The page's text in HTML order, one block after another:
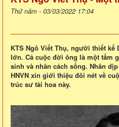
Thứ năm - 03/03/2022 17:04
KTS Ngô Viết Thụ, người thiết
lớn. Cả cuộc đời ông là một tấm
sinh và nhân cách sống. Nhân
HNVN xin giới thiệu đôi nét về
trúc sư tài hoa này.